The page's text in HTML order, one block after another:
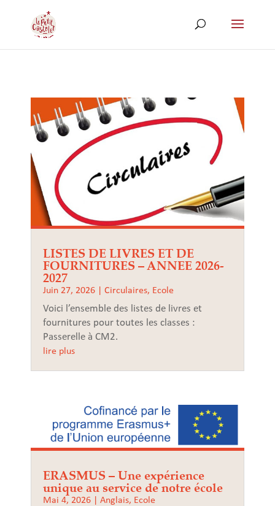
LISTES DE LIVRES ET DE
FOURNITURES – ANNEE 2026-
2027
Juin 27, 2026 Circulaires, Ecole
Voici l’ensemble des listes de livres et
fournitures pour toutes les classes :
Passerelle à CM2.
lire plus
ERASMUS – Une expérience
unique au service de notre école
Mai 4, 2026 Anglais, Ecole